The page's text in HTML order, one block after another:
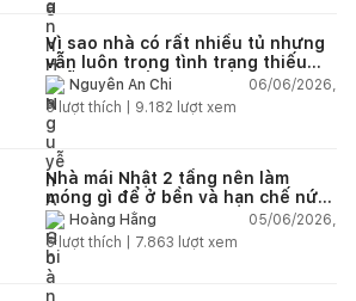
Vì sao nhà có rất nhiều tủ nhưng
vẫn luôn trong tình trạng thiếu
chỗ chứa đồ?
Nguyễn An Chi
06/06/2026,
5lượt thích | 9.182 lượt xem
Nhà mái Nhật 2 tầng nên làm
móng gì để ở bền và hạn chế nứt
lún?Hoàng Hằng
05/06/2026,
5lượt thích | 7.863 lượt xem